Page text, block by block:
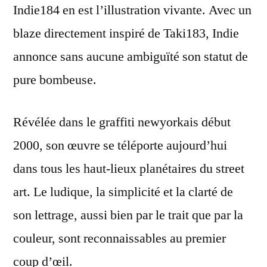
Indie184 en est l’illustration vivante. Avec un
blaze directement inspiré de Taki183, Indie
annonce sans aucune ambiguïté son statut de
pure bombeuse.
Révélée dans le graffiti newyorkais début
2000, son œuvre se téléporte aujourd’hui
dans tous les haut-lieux planétaires du street
art. Le ludique, la simplicité et la clarté de
son lettrage, aussi bien par le trait que par la
couleur, sont reconnaissables au premier
coup d’œil.